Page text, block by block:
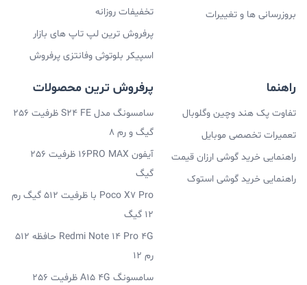
بروزرسانی ها و تغییرات
تخفیفات روزانه
پرفروش ترین لپ تاپ های بازار
اسپیکر بلوتوثی وفانتزی پرفروش
راهنما
تفاوت پک هند وچین وگلوبال
تعمیرات تخصصی موبایل
راهنمایی خرید گوشی ارزان قیمت
راهنمایی خرید گوشی استوک
پرفروش ترین محصولات
سامسونگ مدل S24 FE ظرفیت 256
گیگ و رم 8
آیفون 16PRO MAX ظرفیت 256
گیگ
Poco X7 Pro با ظرفیت 512 گیگ رم
12 گیگ
Redmi Note 14 Pro 4G حافظه 512
رم 12
سامسونگ A15 4G ظرفیت 256